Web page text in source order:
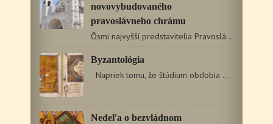
novovybudovaného
pravoslávneho chrámu
Ôsmi najvyšší predstavitelia Pravoslávnej cirkvi na čele…
Byzantológia
Napriek tomu, že štúdium obdobia Byzantskej ríše…
Nedeľa o bezvládnom